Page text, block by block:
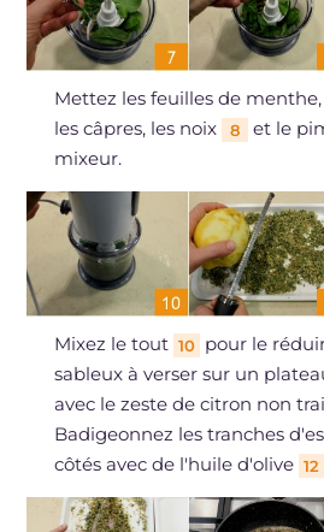
Mettez les feuilles de
les câpres, les noix
8 et le
mixeur.
Mixez le tout 10 pour le
sableux à verser sur un
avec le zeste de citron non
Badigeonnez les tranches
côtés avec de l'huile d'olive 12